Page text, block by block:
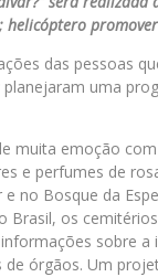
helicóptero
das pessoas
planejaram uma
muita emoção
e perfumes de
no Bosque da
Brasil, os
sobre
órgãos. Um